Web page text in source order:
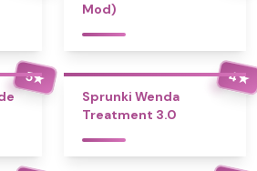
Mod)
5★ 4★
Sprunki Wenda
Treatment 3.0